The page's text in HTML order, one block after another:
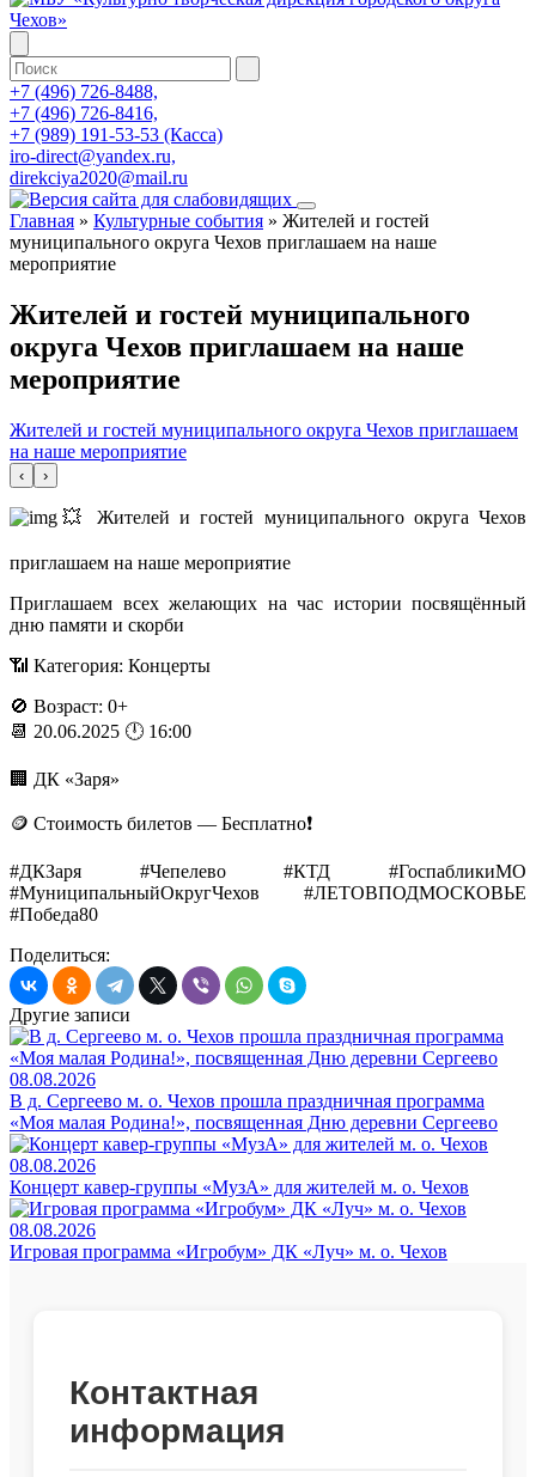
+7 (496) 726-8488,
+7 (496) 726-8416,
+7 (989) 191-53-53 (Касса)
iro-direct@yandex.ru,
direkciya2020@mail.ru
Главная » Культурные события » Жителей и гостей
муниципального округа Чехов приглашаем на наше
мероприятие
Жителей и гостей муниципального
округа Чехов приглашаем на наше
мероприятие
Жителей и гостей муниципального округа Чехов приглашаем
на наше мероприятие
‹ ›
💥 Жителей и гостей муниципального округа Чехов
приглашаем на наше мероприятие
Приглашаем всех желающих на час истории посвящённый
дню памяти и скорби
📶 Категория: Концерты
🚫 Возраст: 0+
📆 20.06.2025 🕛 16:00
🏢 ДК «Заря»
🪙 Стоимость билетов — Бесплатно❗️
#ДКЗаря #Чепелево #КТД #ГоспабликиМО
#МуниципальныйОкругЧехов #ЛЕТОВПОДМОСКОВЬЕ
#Победа80
Поделиться:
Другие записи
08.08.2026
В д. Сергеево м. о. Чехов прошла праздничная программа
«Моя малая Родина!», посвященная Дню деревни Сергеево
08.08.2026
Концерт кавер-группы «МузА» для жителей м. о. Чехов
08.08.2026
Игровая программа «Игробум» ДК «Луч» м. о. Чехов
Контактная
информация